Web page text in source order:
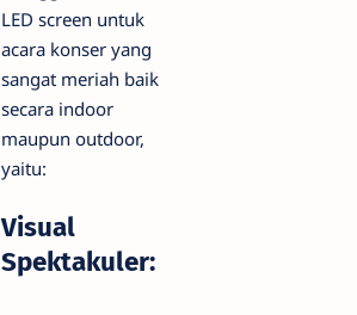
LED screen untuk
acara konser yang
sangat meriah baik
secara indoor
maupun outdoor,
yaitu:
Visual
Spektakuler: